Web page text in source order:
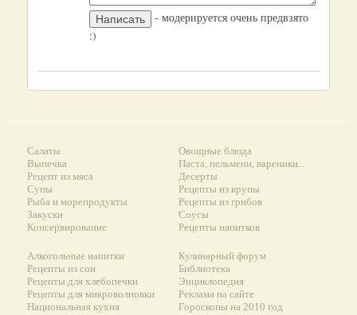
- модерируется очень предвзято
:)
Салаты
Выпечка
Рецепт из мяса
Супы
Рыба и морепродукты
Закуски
Консервирование
Овощные блюда
Паста, пельмени, вареники...
Десерты
Рецепты из крупы
Рецепты из грибов
Соусы
Рецепты напитков
Алкогольные напитки
Рецепты из сои
Рецепты для хлебопечки
Рецепты для микроволновки
Национальная кухня
Кулинарный форум
Библиотека
Энциклопедия
Реклама на сайте
Гороскопы на 2010 год